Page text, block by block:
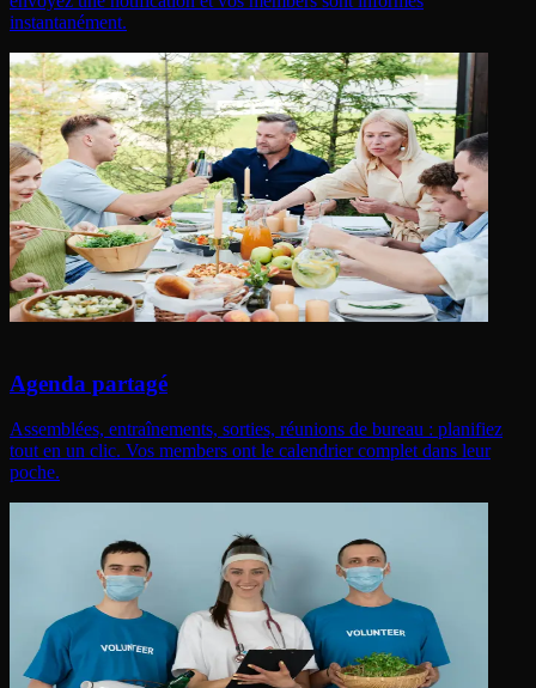
instantanément.
Agenda partagé
Assemblées, entraînements, sorties, réunions de bureau : planifiez
tout en un clic. Vos members ont le calendrier complet dans leur
poche.